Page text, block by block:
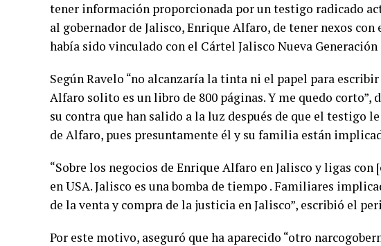
tener información proporcionada por un testigo radicado
al gobernador de Jalisco, Enrique Alfaro, de tener nexos
había sido vinculado con el Cártel Jalisco Nueva Generación
Según Ravelo “no alcanzaría la tinta ni el papel para
Alfaro solito es un libro de 800 páginas. Y me quedo corto”,
su contra que han salido a la luz después de que el testigo
de Alfaro, pues presuntamente él y su familia están
“Sobre los negocios de Enrique Alfaro en Jalisco y ligas
en USA. Jalisco es una bomba de tiempo . Familiares
de la venta y compra de la justicia en Jalisco”, escribió el
Por este motivo, aseguró que ha aparecido “otro